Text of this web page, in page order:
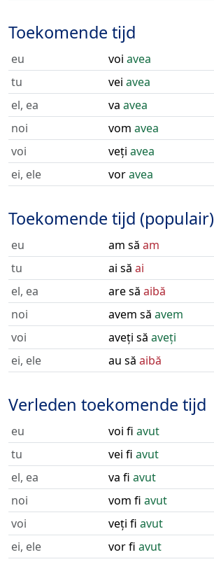
Toekomende tijd
eu voi avea
tu
vei avea
el, ea
va avea
noi
vom avea
voi
veți avea
ei, ele
voravea
Toekomende tijd (populair)
eu am să am
tu
ai să ai
el, ea
are să aibă
noi
avem să avem
voi
aveți să aveți
ei, ele
au să aibă
Verleden toekomende tijd
eu voi fi avut
tu
vei fi avut
el, ea
va fi avut
noi
vom fi avut
voi
veți fi avut
ei, ele
vor fi avut